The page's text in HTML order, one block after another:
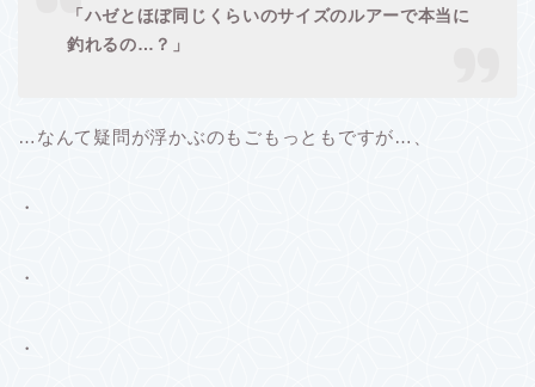
「ハゼとほぼ同じくらいのサイズのルアーで本当に
釣れるの…？」
…なんて疑問が浮かぶのもごもっともですが…、
・
・
・